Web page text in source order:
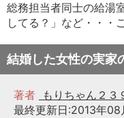
総務担当者同士の給湯
してる？」など・・・
結婚した女性の実家
著者 もりちゃん２３
最終更新日:2013年08